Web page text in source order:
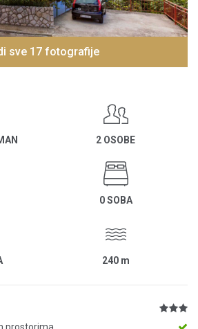
sve 17 fotografije
2 OSOBE
0 SOBA
240 m
prostorima